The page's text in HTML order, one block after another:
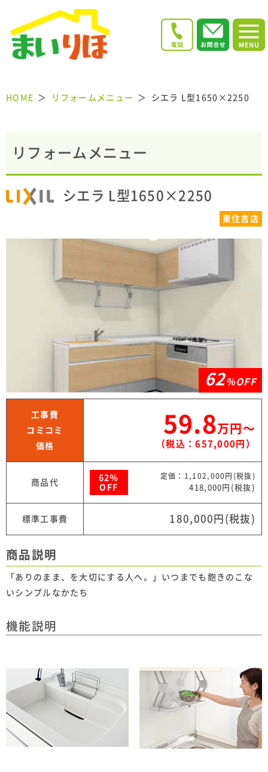
HOME リフォームメニュー シエラ L型1650×2250
リフォームメニュー
シエラ L型1650×2250
東住吉店
62％OFF
工事費
コミコミ
価格
59.8万円〜
（税込：657,000円）
商品代
62％
OFF
定価：1,102,000円(税抜)
418,000円(税抜)
標準工事費 180,000円(税抜)
商品説明
「ありのまま、を大切にする人へ。」いつまでも飽きのこな
いシンプルなかたち
機能説明